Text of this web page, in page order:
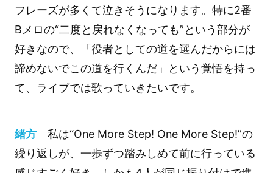
フレーズが多くて泣きそうになります。特に2番
Bメロの“二度と戻れなくなっても”という部分が
好きなので、「役者としての道を選んだからには
諦めないでこの道を行くんだ」という覚悟を持っ
て、ライブでは歌っていきたいです。
緒方私は“One More Step! One More Step!”の
繰り返しが、一歩ずつ踏みしめて前に行っている